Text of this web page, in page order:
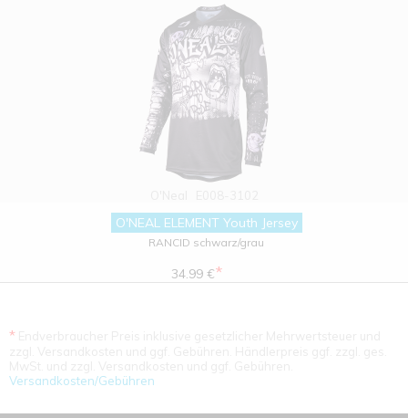
O'NEAL ELEMENT Youth Jersey
RANCID schwarz/grau
34.99 €*
*
Versandkosten/Gebühren